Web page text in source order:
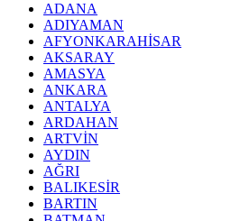
ADANA
ADIYAMAN
AFYONKARAHİSAR
AKSARAY
AMASYA
ANKARA
ANTALYA
ARDAHAN
ARTVİN
AYDIN
AĞRI
BALIKESİR
BARTIN